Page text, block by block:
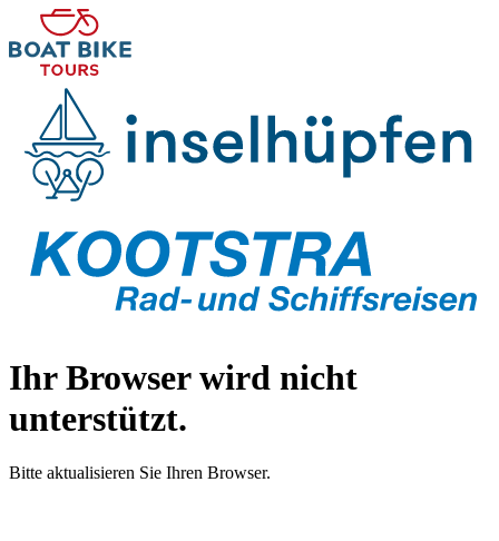
Ihr Browser wird nicht
unterstützt.
Bitte aktualisieren Sie Ihren Browser.